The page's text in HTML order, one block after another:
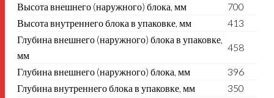
Высота внешнего (наружного) блока, мм
700
Высота внутреннего блока в упаковке, мм
413
Глубина внешнего (наружного) блока в упаковке,
мм
458
Глубина внешнего (наружного) блока, мм
396
Глубина внутреннего блока в упаковке, мм
350